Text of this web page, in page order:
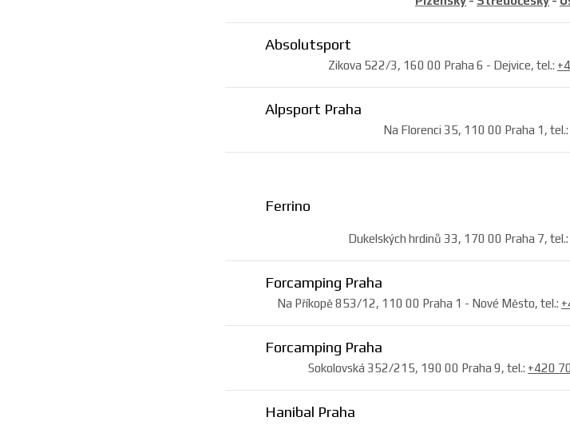
Absolutsport
Zikova 522/3, 160 00 Praha 6 - Dejvice, tel.:
Alpsport Praha
Na Florenci 35, 110 00 Praha 1, tel.:
Ferrino
Dukelských hrdinů 33, 170 00 Praha 7, tel.:
Forcamping Praha
Na Příkopě 853/12, 110 00 Praha 1 - Nové Město, tel.:
Forcamping Praha
Sokolovská 352/215, 190 00 Praha 9, tel.: +420
Hanibal Praha